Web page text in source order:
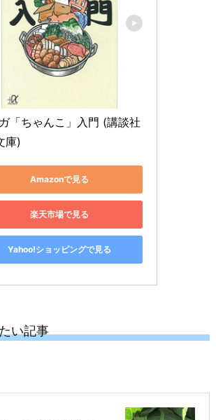
「ちゃんこ」入門 (講談社
庫)
Amazonで見る
楽天市場で見る
Yahoo!ショッピングで見る
い記事